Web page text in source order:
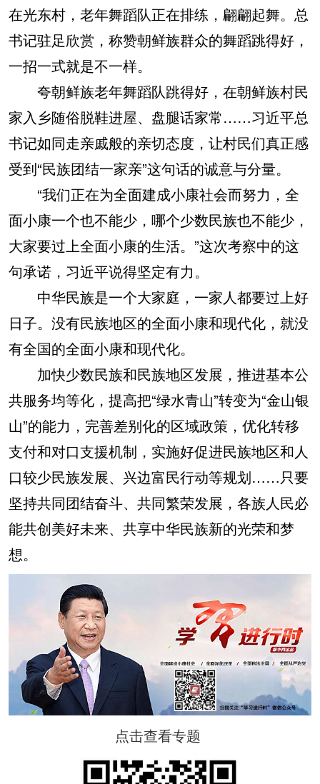
在光东村，老年舞蹈队正在排练，翩翩起舞。总
书记驻足欣赏，称赞朝鲜族群众的舞蹈跳得好，
一招一式就是不一样。
夸朝鲜族老年舞蹈队跳得好，在朝鲜族村民
家入乡随俗脱鞋进屋、盘腿话家常……习近平总
书记如同走亲戚般的亲切态度，让村民们真正感
受到“民族团结一家亲”这句话的诚意与分量。
“我们正在为全面建成小康社会而努力，全
面小康一个也不能少，哪个少数民族也不能少，
大家要过上全面小康的生活。”这次考察中的这
句承诺，习近平说得坚定有力。
中华民族是一个大家庭，一家人都要过上好
日子。没有民族地区的全面小康和现代化，就没
有全国的全面小康和现代化。
加快少数民族和民族地区发展，推进基本公
共服务均等化，提高把“绿水青山”转变为“金山银
山”的能力，完善差别化的区域政策，优化转移
支付和对口支援机制，实施好促进民族地区和人
口较少民族发展、兴边富民行动等规划……只要
坚持共同团结奋斗、共同繁荣发展，各族人民必
能共创美好未来、共享中华民族新的光荣和梦
想。
点击查看专题